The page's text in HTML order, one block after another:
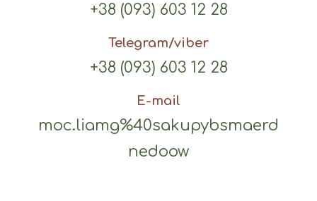
+38 (093) 603 12 28
Telegram/viber
+38 (093) 603 12 28
E-mail
moc.liamg%40sakupybsmaerd
nedoow